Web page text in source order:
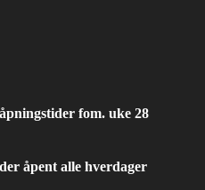
fom. uke 28
åpent alle hverdager